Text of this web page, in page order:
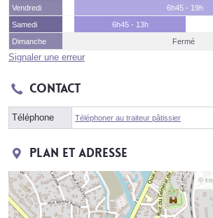
Vendredi
6h45 - 19h
Samedi
6h45 - 13h
Dimanche
Fermé
Signaler une erreur
Contact
Téléphone Téléphoner au traiteur pâtissier
Plan et adresse
©